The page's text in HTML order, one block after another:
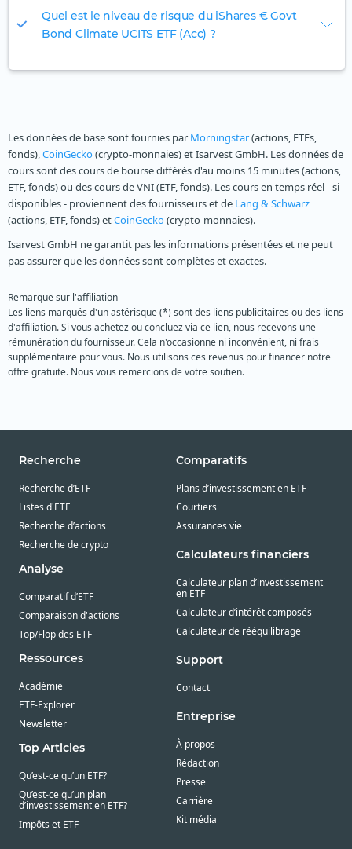
Quel est le niveau de risque du iShares € Govt
Bond Climate UCITS ETF (Acc) ?
Les données de base sont fournies par Morningstar(actions, ETFs,
fonds),CoinGecko(crypto-monnaies) et Isarvest GmbH. Les données de
cours sont des cours de bourse différés d'au moins 15 minutes (actions,
ETF, fonds) ou des cours de VNI (ETF, fonds). Les cours en temps réel - si
disponibles - proviennent des fournisseurs et de Lang & Schwarz
(actions, ETF, fonds) etCoinGecko(crypto-monnaies).
Isarvest GmbH ne garantit pas les informations présentées et ne peut
pas assurer que les données sont complètes et exactes.
Remarque sur l'affiliation
Les liens marqués d'un astérisque (*) sont des liens publicitaires ou des liens
d'affiliation. Si vous achetez ou concluez via ce lien, nous recevons une
rémunération du fournisseur. Cela n'occasionne ni inconvénient, ni frais
supplémentaire pour vous. Nous utilisons ces revenus pour financer notre
offre gratuite. Nous vous remercions de votre soutien.
Recherche
Recherche d’ETF
Listes d'ETF
Recherche d’actions
Recherche de crypto
Analyse
Comparatif d’ETF
Comparaison d'actions
Top/Flop des ETF
Ressources
Académie
ETF-Explorer
Newsletter
Top Articles
Qu’est-ce qu’un ETF?
Qu’est-ce qu’un plan
d’investissement en ETF?
Impôts et ETF
Comparatifs
Plans d’investissement en ETF
Courtiers
Assurances vie
Calculateurs financiers
Calculateur plan d’investissement
en ETF
Calculateur d’intérêt composés
Calculateur de rééquilibrage
Support
Contact
Entreprise
À propos
Rédaction
Presse
Carrière
Kit média